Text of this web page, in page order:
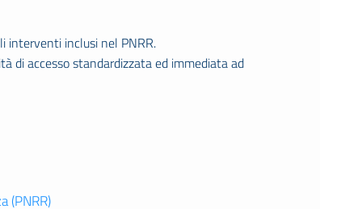
interventi inclusi nel PNRR.
di accesso standardizzata ed immediata ad
(PNRR)